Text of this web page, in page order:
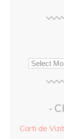
-
Carti de